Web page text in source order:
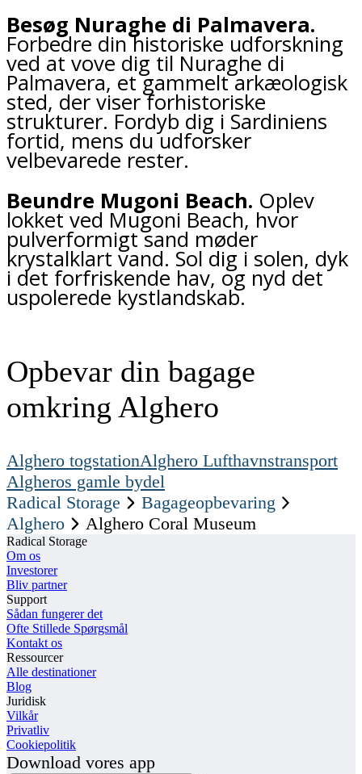
Besøg Nuraghe di Palmavera.
Forbedre din historiske udforskning
ved at vove dig til Nuraghe di
Palmavera, et gammelt arkæologisk
sted, der viser forhistoriske
strukturer. Fordyb dig i Sardiniens
fortid, mens du udforsker
velbevarede rester.
Beundre Mugoni Beach. Oplev
lokket ved Mugoni Beach, hvor
pulverformigt sand møder
krystalklart vand. Sol dig i solen, dyk
i det forfriskende hav, og nyd det
uspolerede kystlandskab.
Opbevar din bagage
omkring Alghero
Alghero togstationAlghero Lufthavnstransport
Algheros gamle bydel
Radical Storage
Bagageopbevaring
Alghero
Alghero Coral Museum
Radical Storage
Om os
Investorer
Bliv partner
Support
Sådan fungerer det
Ofte Stillede Spørgsmål
Kontakt os
Ressourcer
Alle destinationer
Blog
Juridisk
Vilkår
Privatliv
Cookiepolitik
Download vores app